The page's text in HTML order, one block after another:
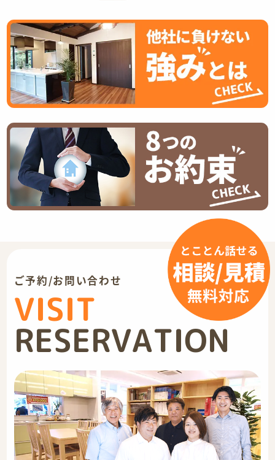
ご予約/お問い合わせ
VISIT
RESERVATION